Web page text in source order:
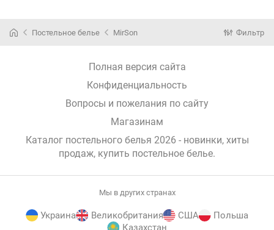
Постельное белье MirSon Фильтр
Полная версия сайта
Конфиденциальность
Вопросы и пожелания по сайту
Магазинам
Каталог постельного белья 2026 - новинки, хиты
продаж, купить постельное белье.
Мы в других странах
Украина Великобритания США
Польша
Казахстан